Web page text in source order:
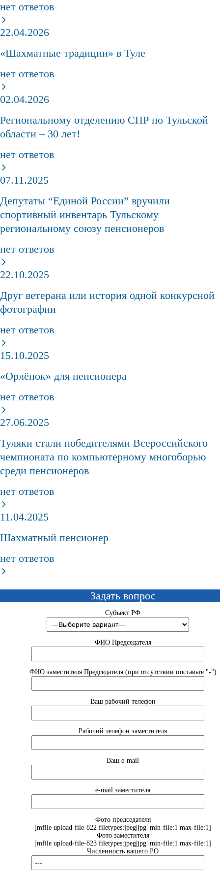
нет ответов
22.04.2026
«Шахматные традиции» в Туле
нет ответов
02.04.2026
Региональному отделению СПР по Тульской
области – 30 лет!
нет ответов
07.11.2025
Депутаты “Единой России” вручили
спортивный инвентарь Тульскому
региональному союзу пенсионеров
нет ответов
22.10.2025
Друг ветерана или история одной конкурсной
фотографии
нет ответов
15.10.2025
«Орлёнок» для пенсионера
нет ответов
27.06.2025
Туляки стали победителями Всероссийского
чемпионата по компьютерному многоборью
среди пенсионеров
нет ответов
11.04.2025
Шахматный пенсионер
нет ответов
Задать вопрос
Субъект РФ
ФИО Председателя
ФИО заместителя Председателя (при отсутствии поставьте "-")
Ваш рабочий телефон
Рабочий телефон заместителя
Ваш e-mail
e-mail заместителя
Фото председателя
[mfile upload-file-822 filetypes:jpeg|jpg| min-file:1 max-file:1]
Фото заместителя
[mfile upload-file-823 filetypes:jpeg|jpg| min-file:1 max-file:1]
Численность вашего РО